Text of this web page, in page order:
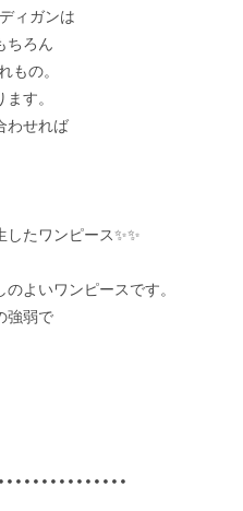
ィガンは
ちろん
もの。
す。
わせれば
たワンピース✨✨
よいワンピースです。
強弱で